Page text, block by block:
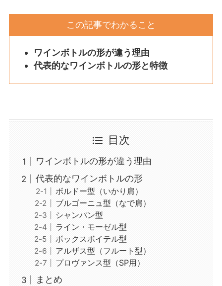
この記事でわかること
ワインボトルの形が違う理由
代表的なワインボトルの形と特徴
目次
ワインボトルの形が違う理由
代表的なワインボトルの形
ボルドー型（いかり肩）
ブルゴーニュ型（なで肩）
シャンパン型
ライン・モーゼル型
ボックスボイテル型
アルザス型（フルート型）
プロヴァンス型（SP用）
まとめ